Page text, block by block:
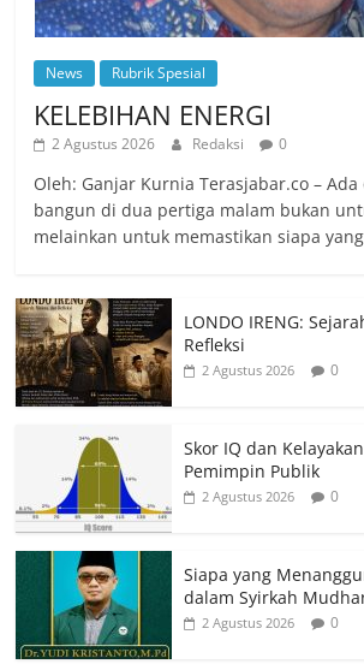
News Rubrik Spesial
KELEBIHAN ENERGI
2 Agustus 2026 Redaksi 0
Oleh: Ganjar Kurnia Terasjabar.co –
bangun di dua pertiga malam bukan
melainkan untuk memastikan siapa yang
LONDO IRENG:
Refleksi
2 Agustus 2026 0
Skor IQ dan
Pemimpin Publik
2 Agustus 2026 0
Siapa yang
dalam Syirkah
2 Agustus 2026 0